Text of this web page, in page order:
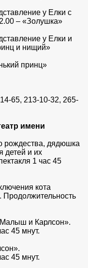
у Елки с
– «Золушка»
у Елки и
и нищий»
принц»
65, 213-10-32, 265-
имени
рождества, дядюшка
детей и их
1 час 45
кота
Продолжительность
и Карлсон».
45 мнут.
45 мнут.